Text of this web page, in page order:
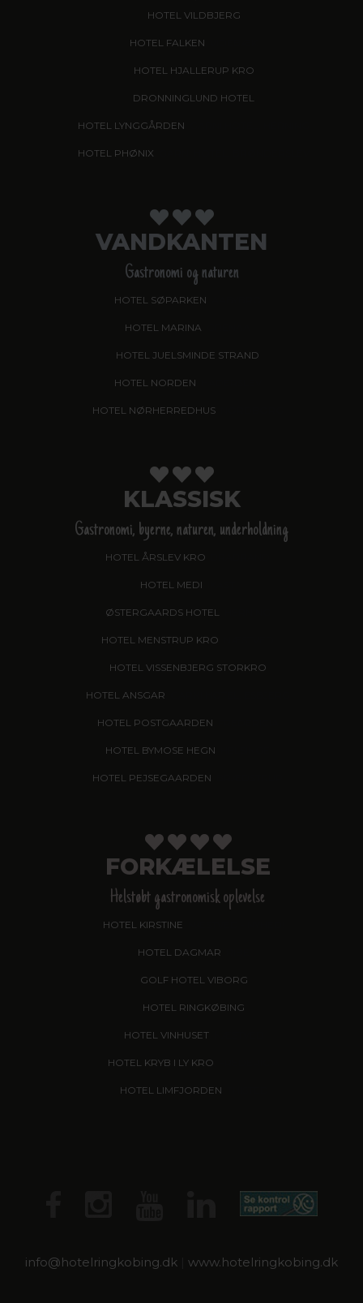
HOTEL VILDBJERG
HOTEL FALKEN
HOTEL HJALLERUP KRO
DRONNINGLUND HOTEL
HOTEL LYNGGÅRDEN
HOTEL PHØNIX
VANDKANTEN
Gastronomi og naturen
HOTEL SØPARKEN
HOTEL MARINA
HOTEL JUELSMINDE STRAND
HOTEL NORDEN
HOTEL NØRHERREDHUS, NORDBORG
KLASSISK
Gastronomi, byerne, naturen, underholdning
HOTEL ÅRSLEV KRO
HOTEL MEDI
ØSTERGAARDS HOTEL
HOTEL MENSTRUP KRO
HOTEL VISSENBJERG STORKRO
HOTEL ANSGAR
HOTEL POSTGAARDEN
HOTEL BYMOSE HEGN
HOTEL PEJSEGAARDEN
FORKÆLELSE
Helstøbt gastronomisk oplevelse
HOTEL KIRSTINE
HOTEL DAGMAR
GOLF HOTEL VIBORG
HOTEL RINGKØBING
HOTEL VINHUSET, NÆSTVED
HOTEL KRYB I LY KRO
HOTEL LIMFJORDEN
info@hotelringkobing.dk www.hotelringkobing.dk